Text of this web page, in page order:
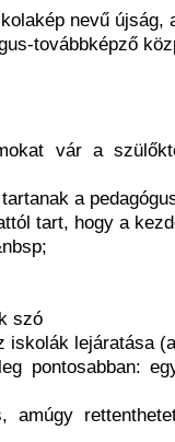
nevű újság,
továbbképző
vár a
a
tart, hogy a
szó
iskolák lejáratása
pontosabban:
amúgy